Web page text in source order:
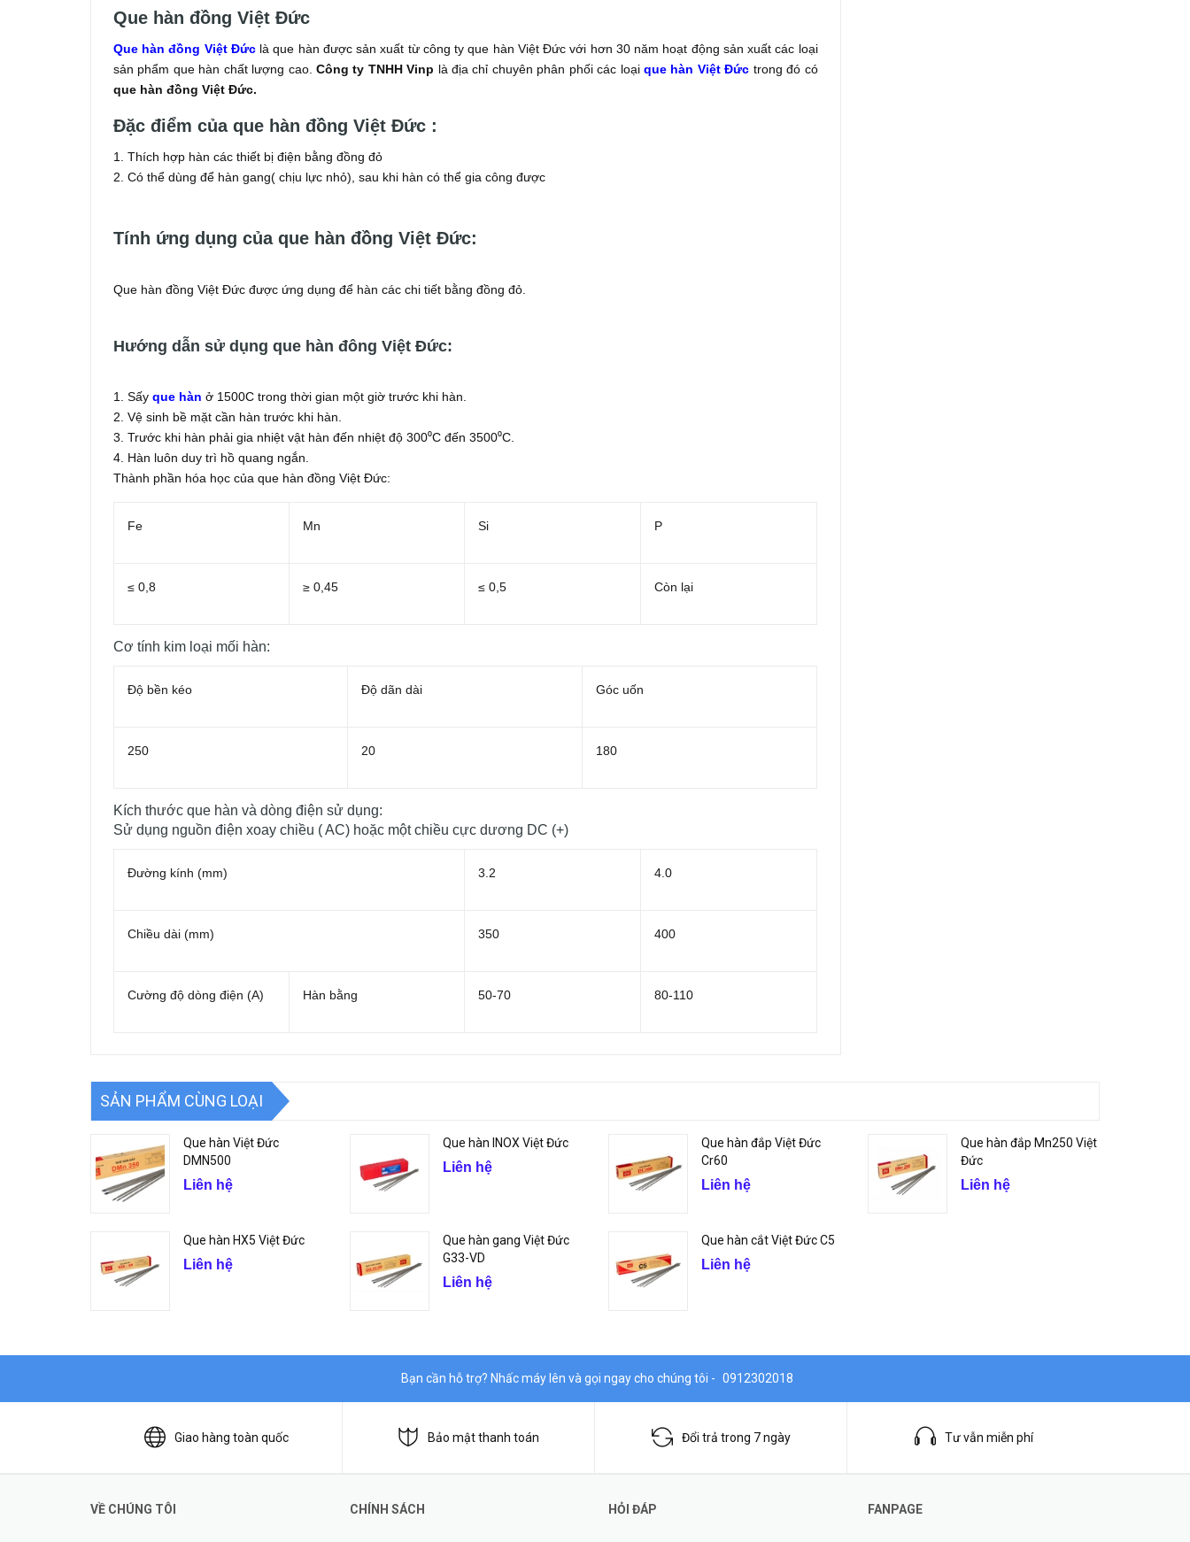
Que hàn đồng Việt Đức
Que hàn đồng Việt Đứclà que hàn được sản xuất từ công ty que hàn Việt Đức với hơn 30 năm hoạt động sản xuất các loại
sản phẩm que hàn chất lượng cao. Công ty TNHH Vinp là địa chỉ chuyên phân phối các loại que hàn Việt Đức trong đó có
que hàn đồng Việt Đức.
Đặc điểm của que hàn đồng Việt Đức :
1. Thích hợp hàn các thiết bị điện bằng đồng đỏ
2. Có thể dùng để hàn gang( chịu lực nhỏ), sau khi hàn có thể gia công được
Tính ứng dụng của que hàn đồng Việt Đức:
Que hàn đồng Việt Đức được ứng dụng để hàn các chi tiết bằng đồng đỏ.
Hướng dẫn sử dụng que hàn đông Việt Đức:
1. Sấy que hàn ở 1500C trong thời gian một giờ trước khi hàn.
2. Vệ sinh bề mặt cần hàn trước khi hàn.
3. Trước khi hàn phải gia nhiệt vật hàn đến nhiệt độ 300⁰C đến 3500⁰C.
4. Hàn luôn duy trì hồ quang ngắn.
Thành phần hóa học của que hàn đồng Việt Đức:
Fe Mn Si P
≤ 0,8 ≥ 0,45 ≤ 0,5 Còn lại
Cơ tính kim loại mối hàn:
Độ bền kéo Độ dãn dài Góc uốn
250 20 180
Kích thước que hàn và dòng điện sử dụng:
Sử dụng nguồn điện xoay chiều ( AC) hoặc một chiều cực dương DC (+)
Đường kính (mm) 3.2 4.0
Chiều dài (mm) 350 400
Cường độ dòng điện (A) Hàn bằng 50-70 80-110
SẢN PHẨM CÙNG LOẠI
Que hàn Việt Đức
DMN500
Liên hệ
Que hàn INOX Việt Đức
Liên hệ
Que hàn đắp Việt Đức
Cr60
Liên hệ
Que hàn đắp Mn250 Việt
Đức
Liên hệ
Que hàn HX5 Việt Đức
Liên hệ
Que hàn gang Việt Đức
G33-VD
Liên hệ
Que hàn cắt Việt Đức C5
Liên hệ
Bạn cần hỗ trợ? Nhấc máy lên và gọi ngay cho chúng tôi - 0912302018
Giao hàng toàn quốc Bảo mật thanh toán Đổi trả trong 7 ngày Tư vẫn miễn phí
VỀ CHÚNG TÔI CHÍNH SÁCH HỎI ĐÁP FANPAGE